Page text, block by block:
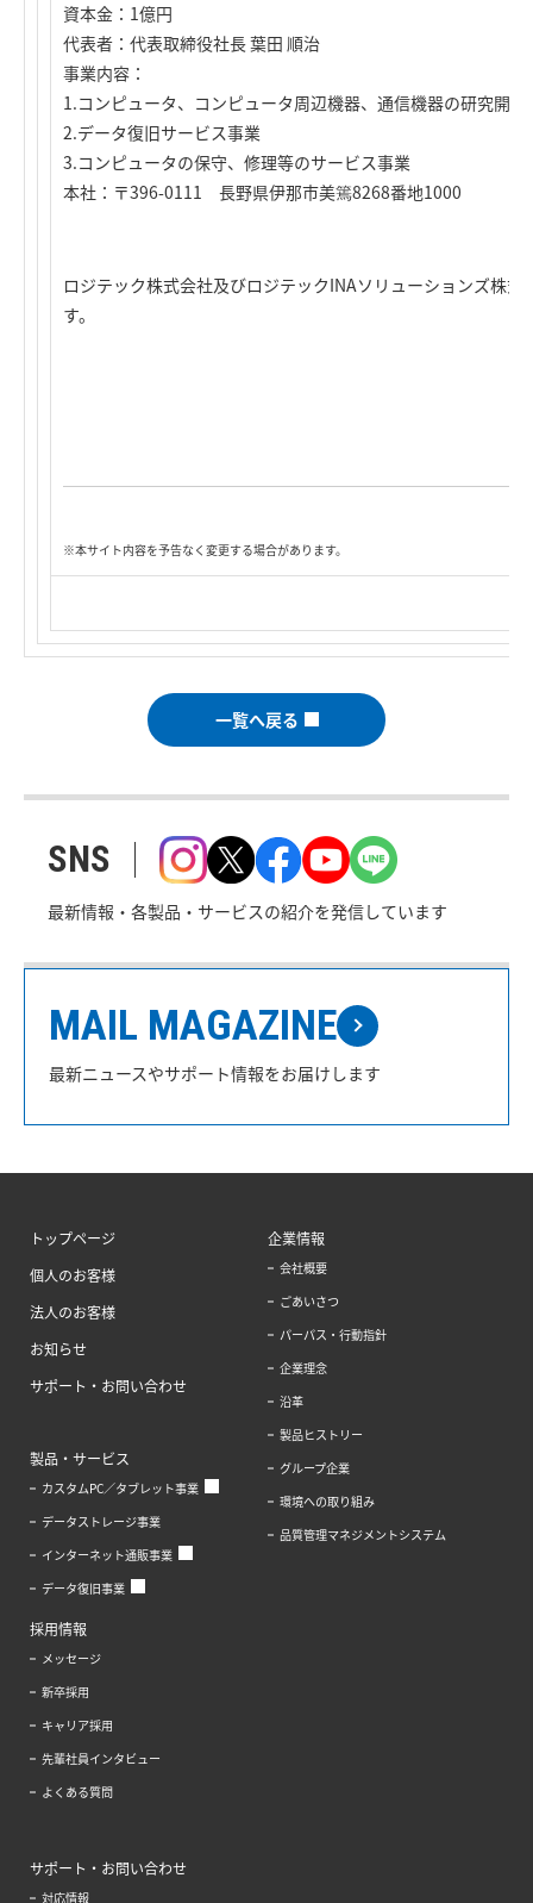
資本金：1億円
代表者：代表取締役社長 葉田 順治
事業内容：
1.コンピュータ、コンピュータ周辺機器、通信機器の研究開
2.データ復旧サービス事業
3.コンピュータの保守、修理等のサービス事業
本社：〒396-0111 長野県伊那市美篶8268番地1000
ロジテック株式会社及びロジテックINAソリューションズ株
す。
※本サイト内容を予告なく変更する場合があります。
一覧へ戻る
SNS
最新情報・各製品・サービスの紹介を発信しています
MAIL MAGAZINE
最新ニュースやサポート情報をお届けします
トップページ
個人のお客様
法人のお客様
お知らせ
サポート・お問い合わせ
製品・サービス
カスタムPC／タブレット事業
データストレージ事業
インターネット通販事業
データ復旧事業
企業情報
会社概要
ごあいさつ
パーパス・行動指針
企業理念
沿革
製品ヒストリー
グループ企業
環境への取り組み
品質管理マネジメントシステム
採用情報
メッセージ
新卒採用
キャリア採用
先輩社員インタビュー
よくある質問
サポート・お問い合わせ
対応情報